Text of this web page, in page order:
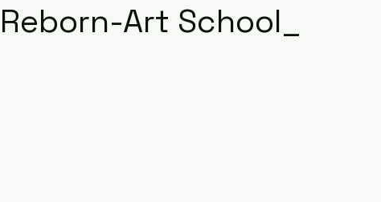
Art School_